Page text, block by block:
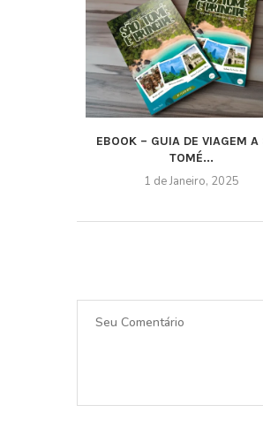
EBOOK – GUIA DE VIAGEM A
TOMÉ...
1 de Janeiro, 2025